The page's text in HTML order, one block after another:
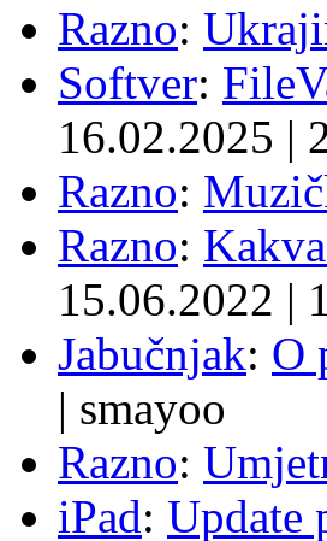
Razno:
Softver:
16.02.2025 |
Razno:
Razno:
15.06.2022 |
Jabučnjak: O
| smayoo
Razno:
iPad: Update